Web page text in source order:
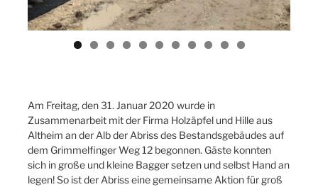
Am Freitag, den 31. Januar 2020 wurde in
Zusammenarbeit mit der Firma Holzäpfel und Hille aus
Altheim an der Alb der Abriss des Bestandsgebäudes auf
dem Grimmelfinger Weg 12 begonnen. Gäste konnten
sich in große und kleine Bagger setzen und selbst Hand an
legen! So ist der Abriss eine gemeinsame Aktion für groß